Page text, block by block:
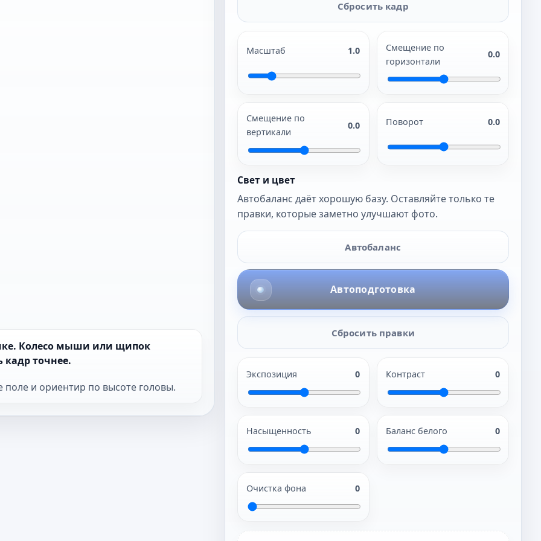
Колесо мыши или щипок
точнее.
поле и ориентир по высоте головы.
Сбросить кадр
Масштаб 1.0
Смещение по
горизонтали
0.0
Смещение по
вертикали
0.0 Поворот 0.0
Свет и цвет
Автобаланс даёт хорошую базу. Оставляйте только те
правки, которые заметно улучшают фото.
Автобаланс
Автоподготовка
Сбросить правки
Экспозиция 0 Контраст 0
Насыщенность 0 Баланс белого 0
Очистка фона 0